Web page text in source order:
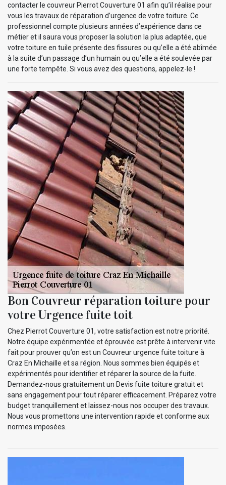
contacter le couvreur Pierrot Couverture 01 afin qu’il réalise pour
vous les travaux de réparation d’urgence de votre toiture. Ce
professionnel compte plusieurs années d’expérience dans ce
métier et il saura vous proposer la solution la plus adaptée, que
votre toiture en tuile présente des fissures ou qu’elle a été abîmée
à la suite d’un passage d’un humain ou qu’elle a été soulevée par
une forte tempête. Si vous avez des questions, appelez-le !
Bon Couvreur réparation toiture pour
votre Urgence fuite toit
Chez Pierrot Couverture 01, votre satisfaction est notre priorité.
Notre équipe expérimentée et éprouvée est prête à intervenir vite
fait pour prouver qu’on est un Couvreur urgence fuite toiture à
Craz En Michaille et sa région. Nous sommes bien équipés et
expérimentés pour identifier et réparer la source de la fuite.
Demandez-nous gratuitement un Devis fuite toiture gratuit et
sans engagement pour tout réparer efficacement. Préparez votre
budget tranquillement et laissez-nous nos occuper des travaux.
Nous vous promettons une intervention rapide et conforme aux
normes imposées.